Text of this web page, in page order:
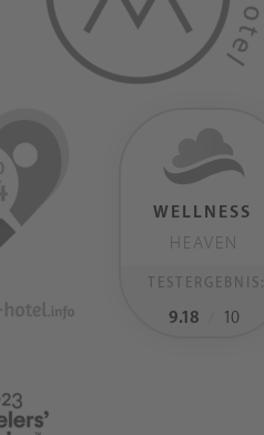
WELLNESS
HEAVEN
TESTERGEBNIS:
9.18 10